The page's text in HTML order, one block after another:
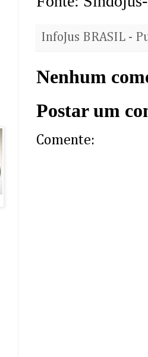
InfoJus BRASIL -
Nenhum
Postar um
Comente: